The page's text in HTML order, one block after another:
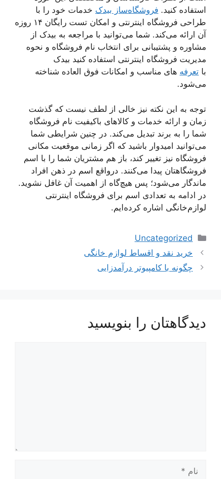
استفاده کنید. فروشگاه‌ساز بیدک خدمات خود را با
طراحی فروشگاه اینترنتی و امکان تست رایگان ۱۴ روزه‌
آن ارائه می‌کند. شما می‌توانید با مراجعه به بیدک از
مشاوره و پشتیبانی برای انتخاب نام فروشگاه و نحوه
مدیریت فروشگاه اینترنتی استفاده کنید بیدک
با تعرفه های مناسب و امکانات فوق العاده شناخته
می‌شود.
توجه به این نکته نیز خالی از لطف نیست که گذشت
زمان و ارائه خدمات و کالاهای باکیفیت نام فروشگاه
شما را به برند تبدیل می‌کند. در چنین شرایطی شما
می‌توانید امیدوار باشید که اگر زمانی موقعیت مکانی
فروشگاه نیز تغییر کند، باز هم مشتریان شما را با اسم
فروشگاهتان پیدا می‌کنند. درواقع اسم در ذهن افراد
ماندگار می‌شود؛ پس هیچ‌گاه از اهمیت آن غافل نشوید.
در ادامه به تعدادی اسم برای فروشگاه اینترنتی
لوازم‌خانگی اشاره کرده‌ایم.
دسته‌ها
Uncategorized
ناوبری
نوشته‌ها
خرید نقد و اقساط لوازم خانگی
چگونه با کامپیوتر درآمدزایی
دیدگاهتان را بنویسید